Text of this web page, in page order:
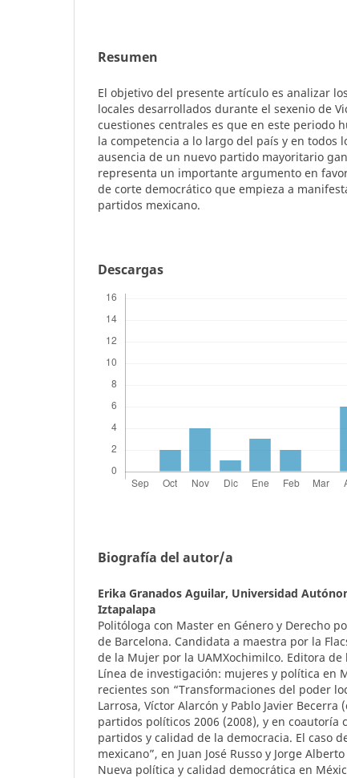
Resumen
El objetivo del presente artículo es analizar
locales desarrollados durante el sexenio de
cuestiones centrales es que en este periodo
la competencia a lo largo del país y en todos
ausencia de un nuevo partido mayoritario
representa un importante argumento en
de corte democrático que empieza a
partidos mexicano.
Descargas
Biografía del autor/a
Erika Granados Aguilar, Universidad
Iztapalapa
Politóloga con Master en Género y Derecho
de Barcelona. Candidata a maestra por la
de la Mujer por la UAMXochimilco. Editora de
Línea de investigación: mujeres y política en
recientes son “Transformaciones del poder
Larrosa, Víctor Alarcón y Pablo Javier Becerra
partidos políticos 2006 (2008), y en coautoría
partidos y calidad de la democracia. El caso
mexicano”, en Juan José Russo y Jorge
Nueva política y calidad democrática en